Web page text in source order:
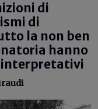
di
di
la non ben
hanno
interpretativi